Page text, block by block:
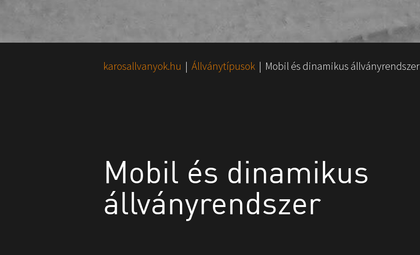
You are here:
karosallvanyok.hu Állványtípusok Mobil és dinamikus állványrendszer
Mobil és dinamikus
állványrendszer